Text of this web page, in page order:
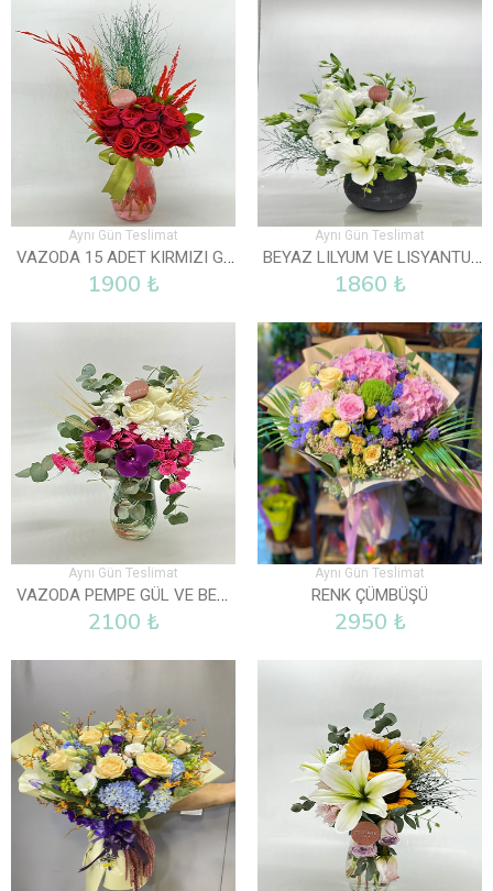
Aynı Gün Teslimat
VAZODA 15 ADET KIRMIZI GÜL
1900 ₺
Aynı Gün Teslimat
BEYAZ LILYUM VE LISYANTUS ARAJMANI
1860 ₺
Aynı Gün Teslimat
VAZODA PEMPE GÜL VE BEYAZ GÜLLER
2100 ₺
Aynı Gün Teslimat
RENK ÇÜMBÜŞÜ
2950 ₺